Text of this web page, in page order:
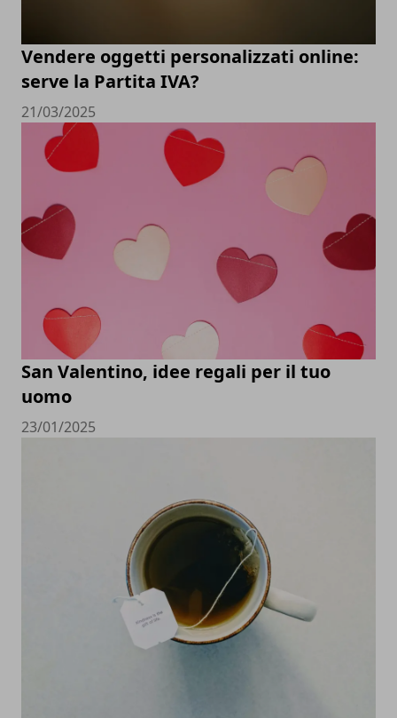
Vendere oggetti personalizzati online:
serve la Partita IVA?
21/03/2025
San Valentino, idee regali per il tuo
uomo
23/01/2025